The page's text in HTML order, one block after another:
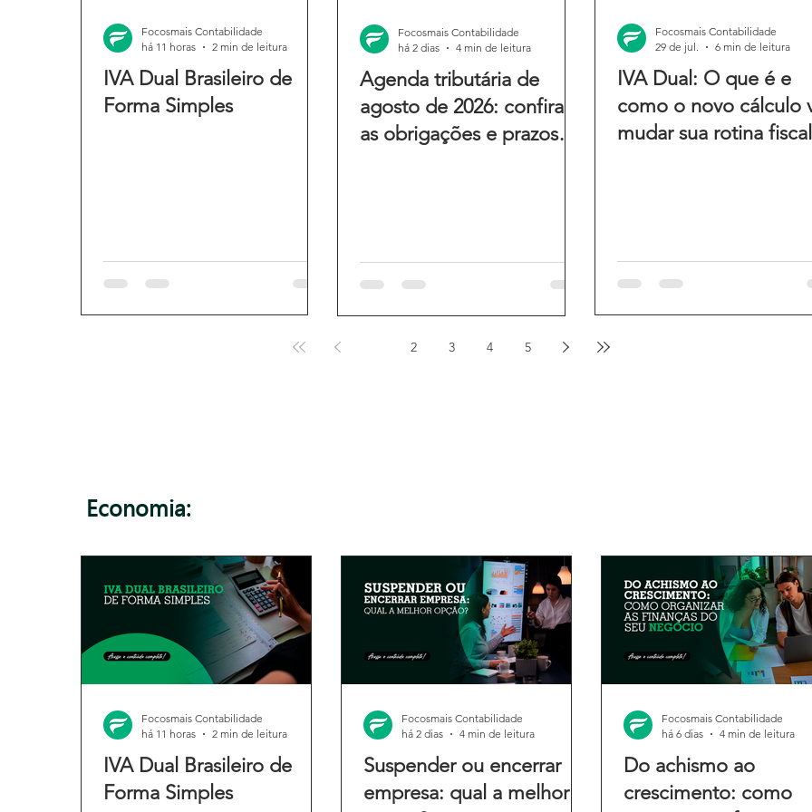
IVA Dual Brasileiro de
Forma Simples
Focosmais Contabilidade
há 11 horas
2 min de leitura
Agenda tributária de
agosto de 2026: confira
as obrigações e prazos
Focosmais Contabilidade
há 2 dias
4 min de leitura
IVA Dual: O que é e
como o novo cálculo
mudar sua rotina fiscal
Focosmais Contabilidade
29 de jul.
6 min de leitura
2 3 4 5
Economia:
IVA Dual Brasileiro de
Forma Simples
Focosmais Contabilidade
há 11 horas
2 min de leitura
Suspender ou encerrar
empresa: qual a melhor
Focosmais Contabilidade
há 2 dias
4 min de leitura
Do achismo ao
crescimento: como
Focosmais Contabilidade
há 6 dias
4 min de leitura